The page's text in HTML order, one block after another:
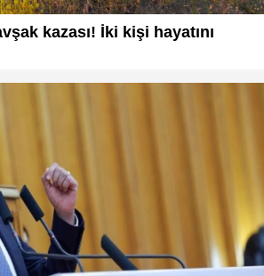
kazası! İki kişi hayatını